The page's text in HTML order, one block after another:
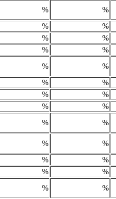
%
%
%
%
%
%
%
%
%
%
%
%
%
%
%
%
%
%
%
%
%
%
%
%
%
%